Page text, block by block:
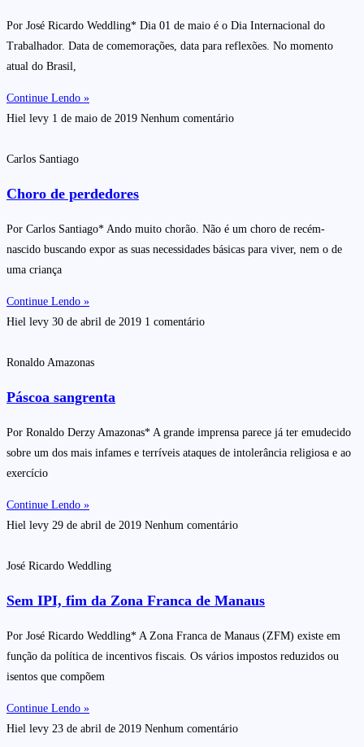
Por José Ricardo Weddling* Dia 01 de maio é o Dia Internacional do
Trabalhador. Data de comemorações, data para reflexões. No momento
atual do Brasil,
Continue Lendo »
Hiel levy 1 de maio de 2019 Nenhum comentário
Carlos Santiago
Choro de perdedores
Por Carlos Santiago* Ando muito chorão. Não é um choro de recém-
nascido buscando expor as suas necessidades básicas para viver, nem o de
uma criança
Continue Lendo »
Hiel levy 30 de abril de 2019 1 comentário
Ronaldo Amazonas
Páscoa sangrenta
Por Ronaldo Derzy Amazonas* A grande imprensa parece já ter emudecido
sobre um dos mais infames e terríveis ataques de intolerância religiosa e ao
exercício
Continue Lendo »
Hiel levy 29 de abril de 2019 Nenhum comentário
José Ricardo Weddling
Sem IPI, fim da Zona Franca de Manaus
Por José Ricardo Weddling* A Zona Franca de Manaus (ZFM) existe em
função da política de incentivos fiscais. Os vários impostos reduzidos ou
isentos que compõem
Continue Lendo »
Hiel levy 23 de abril de 2019 Nenhum comentário